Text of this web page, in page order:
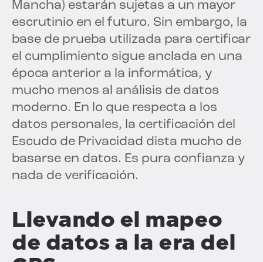
Mancha) estarán sujetas a un mayor
escrutinio en el futuro. Sin embargo, la
base de prueba utilizada para certificar
el cumplimiento sigue anclada en una
época anterior a la informática, y
mucho menos al análisis de datos
moderno. En lo que respecta a los
datos personales, la certificación del
Escudo de Privacidad dista mucho de
basarse en datos. Es pura confianza y
nada de verificación.
Llevando el mapeo
de datos a la era del